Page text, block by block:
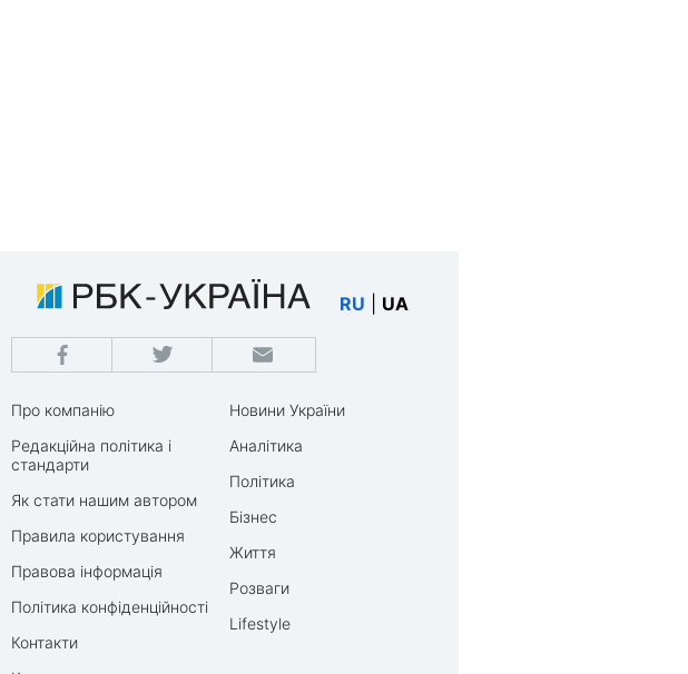
RU UA
Про компанію
Редакційна політика і
стандарти
Як стати нашим автором
Правила користування
Правова інформація
Політика конфіденційності
Контакти
Новини України
Аналітика
Політика
Бізнес
Життя
Розваги
Lifestyle